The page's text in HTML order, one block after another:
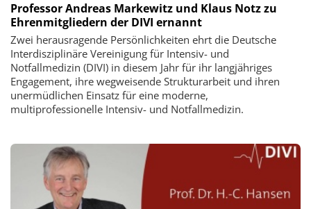
Professor Andreas Markewitz und Klaus Notz zu
Ehrenmitgliedern der DIVI ernannt
Zwei herausragende Persönlichkeiten ehrt die Deutsche
Interdisziplinäre Vereinigung für Intensiv- und
Notfallmedizin (DIVI) in diesem Jahr für ihr langjähriges
Engagement, ihre wegweisende Strukturarbeit und ihren
unermüdlichen Einsatz für eine moderne,
multiprofessionelle Intensiv- und Notfallmedizin.